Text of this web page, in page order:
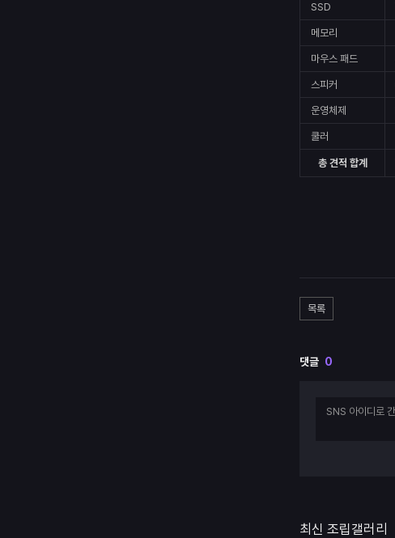
SSD
메모리
마우스 패드
스피커
운영체제
쿨러
총 견적 합계
목록
댓글 0
최신 조립갤러리